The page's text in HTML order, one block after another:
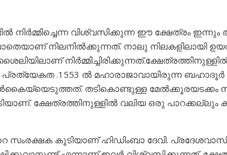
നിര്‍മ്മിച്ചെന്ന വിശ്വസിക്കുന്ന ഈ ക്ഷേത്രം ഇന്നും
നിലനില്‍ക്കുന്നത്. നാലു നിലകളിലായി
.1553 ല്‍ മഹാരാജാവായിരുന്ന ബഹാദൂര്‍
തടികൊണ്ടുള്ള മേല്‍ക്കൂരയ‌ടക്കം
ക്ഷേത്രത്തിനുള്ളില്‍ വലിയ ഒരു പാറക്കല്ലും
സംരക്ഷക കൂടിയാണ് ഹിഡിംബാ ദേവി.